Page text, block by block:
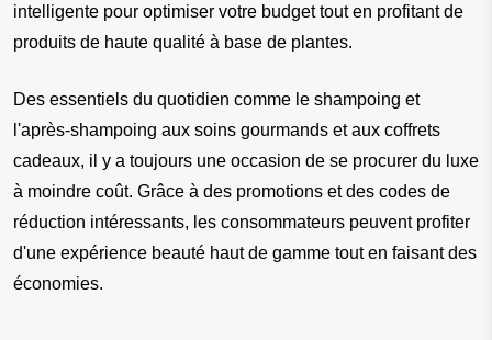
intelligente pour optimiser votre budget tout en profitant de
produits de haute qualité à base de plantes.
Des essentiels du quotidien comme le shampoing et
l'après-shampoing aux soins gourmands et aux coffrets
cadeaux, il y a toujours une occasion de se procurer du luxe
à moindre coût. Grâce à des promotions et des codes de
réduction intéressants, les consommateurs peuvent profiter
d'une expérience beauté haut de gamme tout en faisant des
économies.